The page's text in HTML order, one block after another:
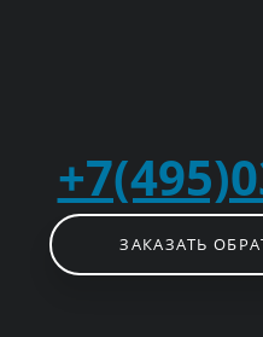
ЗАКАЗАТЬ